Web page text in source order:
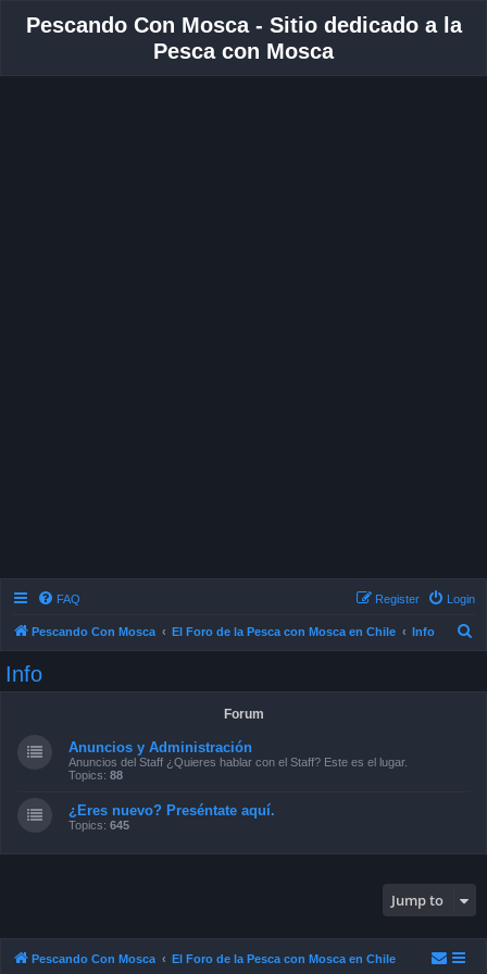
Pescando Con Mosca - Sitio dedicado a la
Pesca con Mosca
FAQ Login
Register
Pescando Con Mosca El Foro de la Pesca con Mosca en Chile Info
Info
Forum
Anuncios y Administración
Anuncios del Staff ¿Quieres hablar con el Staff? Este es el lugar.
Topics: 88
¿Eres nuevo? Preséntate aquí.
Topics: 645
Jump to
Pescando Con Mosca El Foro de la Pesca con Mosca en Chile